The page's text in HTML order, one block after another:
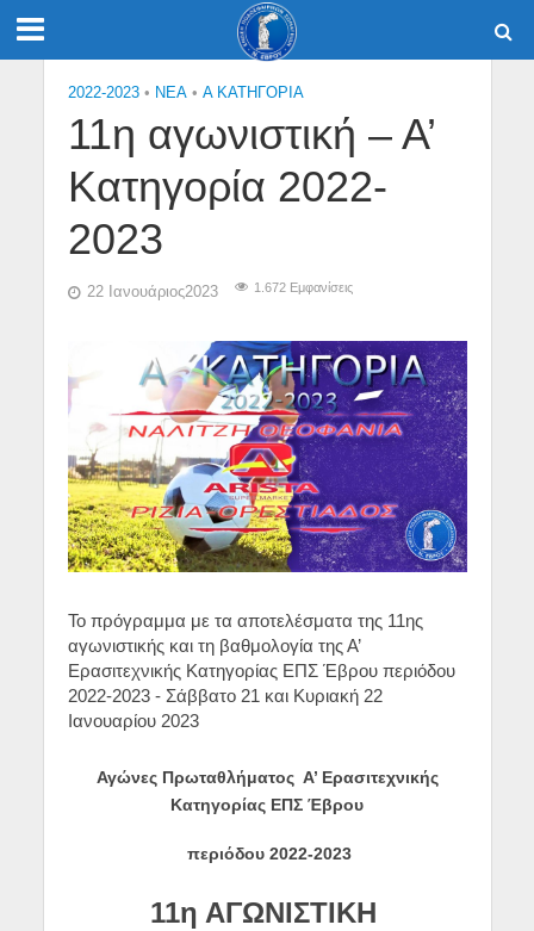
2022-2023 • NEA • Α ΚΑΤΗΓΟΡΙΑ
11η αγωνιστική – Α’
Κατηγορία 2022-
2023
22 Ιανουάριος2023 1.672 Εμφανίσεις
Το πρόγραμμα με τα αποτελέσματα της 11ης
αγωνιστικής και τη βαθμολογία της Α’
Ερασιτεχνικής Κατηγορίας ΕΠΣ Έβρου περιόδου
2022-2023 - Σάββατο 21 και Κυριακή 22
Ιανουαρίου 2023
Αγώνες Πρωταθλήματος Α’ Ερασιτεχνικής
Κατηγορίας ΕΠΣ Έβρου
περιόδου 2022-2023
11η ΑΓΩΝΙΣΤΙΚΗ